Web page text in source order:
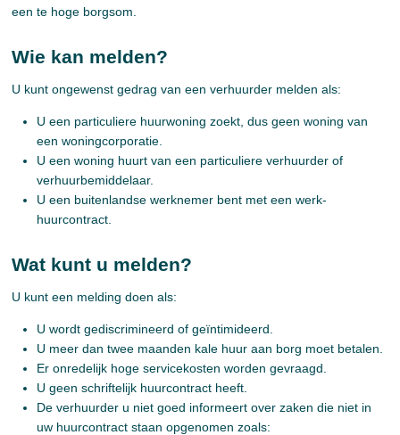
een te hoge borgsom.
Wie kan melden?
U kunt ongewenst gedrag van een verhuurder melden als:
U een particuliere huurwoning zoekt, dus geen woning van
een woningcorporatie.
U een woning huurt van een particuliere verhuurder of
verhuurbemiddelaar.
U een buitenlandse werknemer bent met een werk-
huurcontract.
Wat kunt u melden?
U kunt een melding doen als:
U wordt gediscrimineerd of geïntimideerd.
U meer dan twee maanden kale huur aan borg moet betalen.
Er onredelijk hoge servicekosten worden gevraagd.
U geen schriftelijk huurcontract heeft.
De verhuurder u niet goed informeert over zaken die niet in
uw huurcontract staan opgenomen zoals: